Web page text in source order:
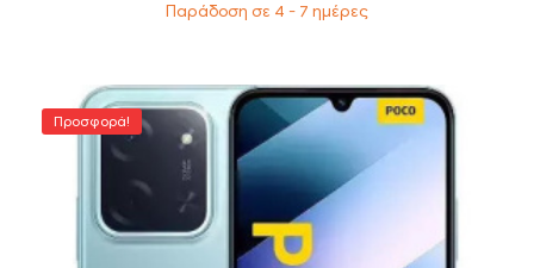
Παράδοση σε 4 - 7 ημέρες
Προσφορά!